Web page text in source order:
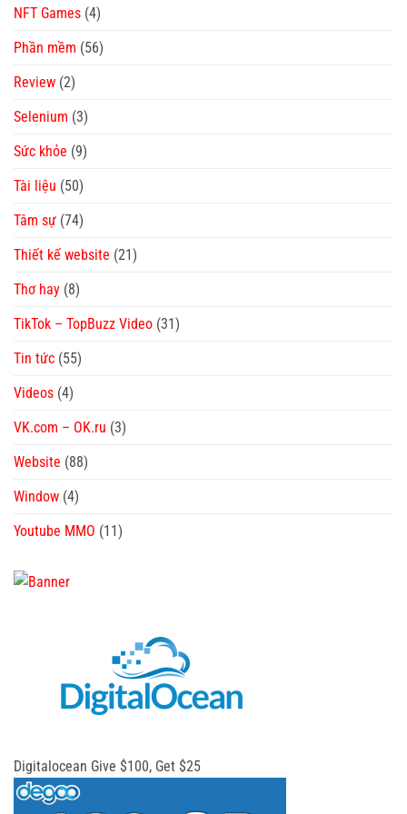
NFT Games (4)
Phần mềm (56)
Review (2)
Selenium (3)
Sức khỏe (9)
Tài liệu (50)
Tâm sự (74)
Thiết kế website (21)
Thơ hay (8)
TikTok – TopBuzz Video (31)
Tin tức (55)
Videos (4)
VK.com – OK.ru (3)
Website (88)
Window (4)
Youtube MMO (11)
Digitalocean Give $100, Get $25